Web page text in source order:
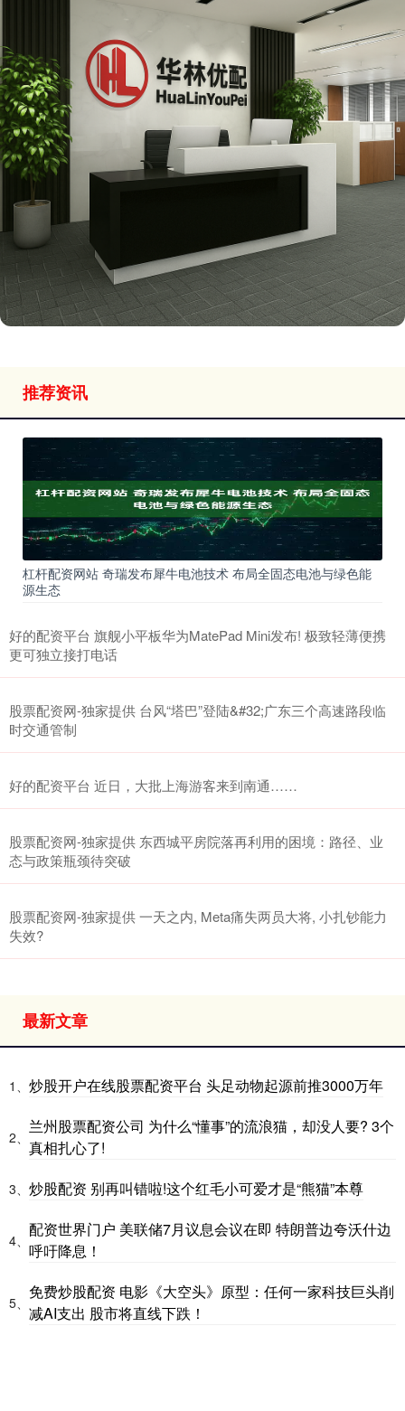
推荐资讯
杠杆配资网站 奇瑞发布犀牛电池技术 布局全固态电池与绿色能
源生态
好的配资平台 旗舰小平板华为MatePad Mini发布! 极致轻薄便携
更可独立接打电话
股票配资网-独家提供 台风“塔巴”登陆&#32;广东三个高速路段临
时交通管制
好的配资平台 近日，大批上海游客来到南通……
股票配资网-独家提供 东西城平房院落再利用的困境：路径、业
态与政策瓶颈待突破
股票配资网-独家提供 一天之内, Meta痛失两员大将, 小扎钞能力
失效?
最新文章
1、 炒股开户在线股票配资平台 头足动物起源前推3000万年
2、
兰州股票配资公司 为什么“懂事”的流浪猫，却没人要? 3个
真相扎心了!
3、 炒股配资 别再叫错啦!这个红毛小可爱才是“熊猫”本尊
4、
配资世界门户 美联储7月议息会议在即 特朗普边夸沃什边
呼吁降息！
5、
免费炒股配资 电影《大空头》原型：任何一家科技巨头削
减AI支出 股市将直线下跌！